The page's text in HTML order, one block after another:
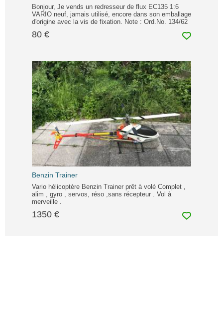
Bonjour, Je vends un redresseur de flux EC135 1:6
VARIO neuf, jamais utilisé, encore dans son emballage
d'origine avec la vis de fixation. Note : Ord.No. 134/62
80 €
Benzin Trainer
Vario hélicoptère Benzin Trainer prêt à volé Complet ,
alim , gyro , servos, réso ,sans récepteur . Vol à
merveille .
1350 €